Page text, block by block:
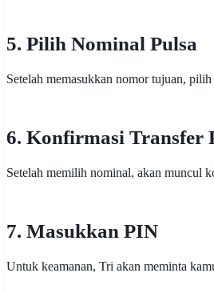
5. Pilih Nominal Pulsa
Setelah memasukkan nomor tujuan,
6. Konfirmasi Transfer
Setelah memilih nominal, akan muncul
7. Masukkan PIN
Untuk keamanan, Tri akan meminta